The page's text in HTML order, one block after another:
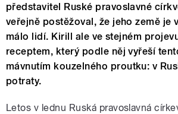
představitel Ruské pravoslavné
veřejně postěžoval, že jeho země je
málo lidí. Kirill ale ve stejném
receptem, který podle něj vyřeší
mávnutím kouzelného proutku: v
potraty.
Letos v lednu Ruská pravoslavná